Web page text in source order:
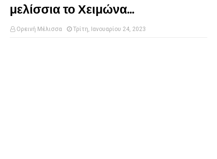
μελίσσια το Χειμώνα...
Ορεινή Μέλισσα Τρίτη, Ιανουαρίου 24, 2023